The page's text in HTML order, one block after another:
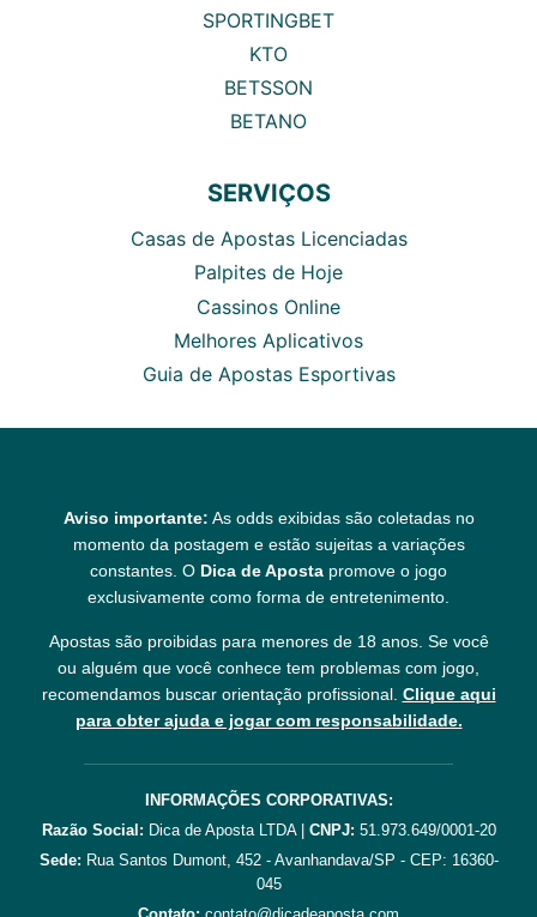
SPORTINGBET
KTO
BETSSON
BETANO
SERVIÇOS
Casas de Apostas Licenciadas
Palpites de Hoje
Cassinos Online
Melhores Aplicativos
Guia de Apostas Esportivas
Aviso importante: As odds exibidas são coletadas no
momento da postagem e estão sujeitas a variações
constantes. O Dica de Aposta promove o jogo
exclusivamente como forma de entretenimento.
Apostas são proibidas para menores de 18 anos. Se você
ou alguém que você conhece tem problemas com jogo,
recomendamos buscar orientação profissional. Clique aqui
para obter ajuda e jogar com responsabilidade.
INFORMAÇÕES CORPORATIVAS:
Razão Social: Dica de Aposta LTDA | CNPJ: 51.973.649/0001-20
Sede: Rua Santos Dumont, 452 - Avanhandava/SP - CEP: 16360-
045